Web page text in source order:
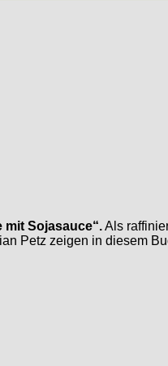
Sojasauce“.Als
Petz zeigen in diesem